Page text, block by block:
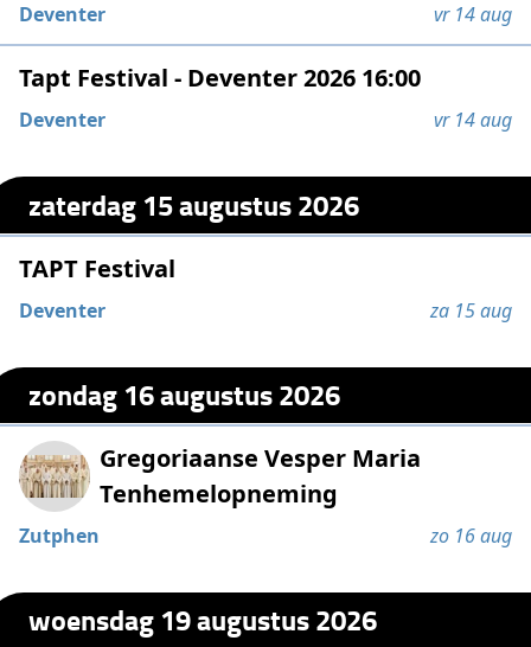
Deventer vr 14 aug
Tapt Festival - Deventer 2026 16:00
Deventer vr 14 aug
zaterdag 15 augustus 2026
TAPT Festival
Deventer za 15 aug
zondag 16 augustus 2026
Gregoriaanse Vesper Maria
Tenhemelopneming
Zutphen zo 16 aug
woensdag 19 augustus 2026